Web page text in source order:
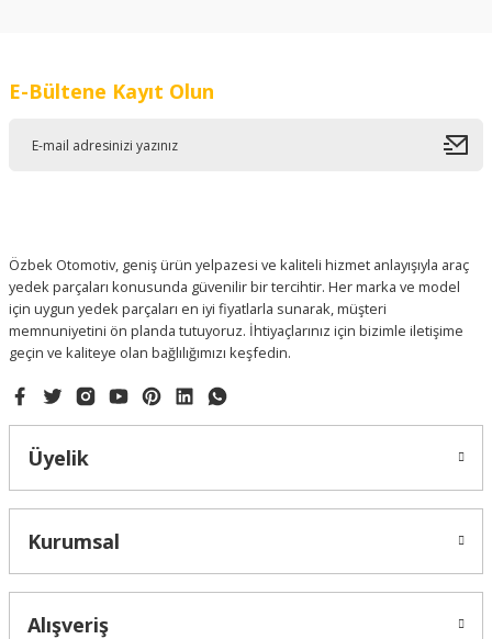
Ürün resmi kalitesiz, bozuk veya görüntülenemiyor.
Gönder
E-Bültene Kayıt Olun
Özbek Otomotiv, geniş ürün yelpazesi ve kaliteli hizmet anlayışıyla araç
yedek parçaları konusunda güvenilir bir tercihtir. Her marka ve model
için uygun yedek parçaları en iyi fiyatlarla sunarak, müşteri
memnuniyetini ön planda tutuyoruz. İhtiyaçlarınız için bizimle iletişime
geçin ve kaliteye olan bağlılığımızı keşfedin.
Üyelik
Kurumsal
Alışveriş